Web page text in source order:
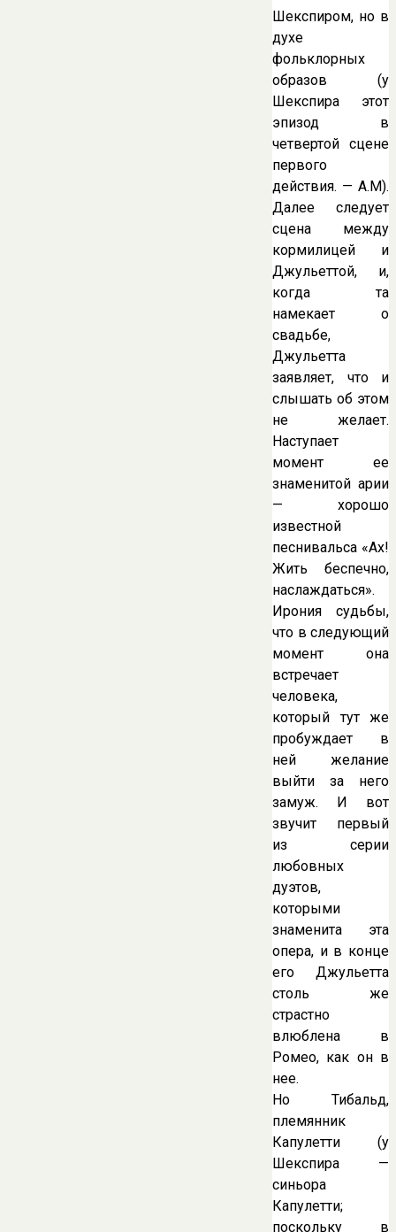
Шекспиром, но в
духе
фольклорных
образов (у
Шекспира этот
эпизод в
четвертой сцене
первого
действия. — А.М).
Далее следует
сцена между
кормилицей и
Джульеттой, и,
когда та
намекает о
свадьбе,
Джульетта
заявляет, что и
слышать об этом
не желает.
Наступает
момент ее
знаменитой арии
— хорошо
известной
песнивальса «Ах!
Жить беспечно,
наслаждаться».
Ирония судьбы,
что в следующий
момент она
встречает
человека,
который тут же
пробуждает в
ней желание
выйти за него
замуж. И вот
звучит первый
из серии
любовных
дуэтов,
которыми
знаменита эта
опера, и в конце
его Джульетта
столь же
страстно
влюблена в
Ромео, как он в
нее.
Но Тибальд,
племянник
Капулетти (у
Шекспира —
синьора
Капулетти;
поскольку в